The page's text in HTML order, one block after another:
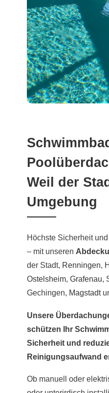
Weil der
Umgebung
Höchste Sicherheit
– mit unseren
der Stadt, Renningen,
Ostelsheim, Grafenau,
Gechingen, Magstadt
Unsere
schützen Ihr
Sicherheit und
Reinigungsaufwand
Ob manuell oder